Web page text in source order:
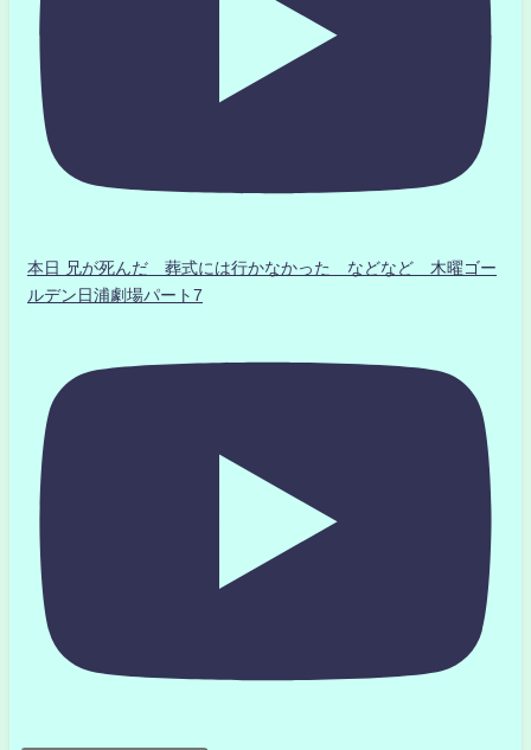
本日 兄が死んだ 葬式には行かなかった などなど 木曜ゴー
ルデン日浦劇場パート7